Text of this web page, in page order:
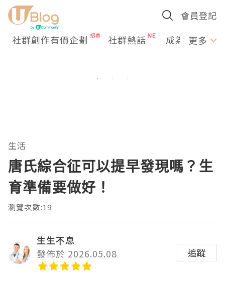
會員登記
社群創作有價企劃 社群熱話 成為U更多
生活
唐氏綜合征可以提早發現嗎？生
育準備要做好！
瀏覽次數:19
生生不息
發佈於 2026.05.08
追蹤